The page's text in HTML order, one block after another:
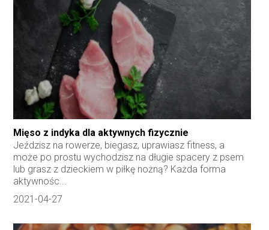
Mięso z indyka dla aktywnych fizycznie
Jeździsz na rowerze, biegasz, uprawiasz fitness, a
może po prostu wychodzisz na długie spacery z psem
lub grasz z dzieckiem w piłkę nożną? Każda forma
aktywnośc...
2021-04-27